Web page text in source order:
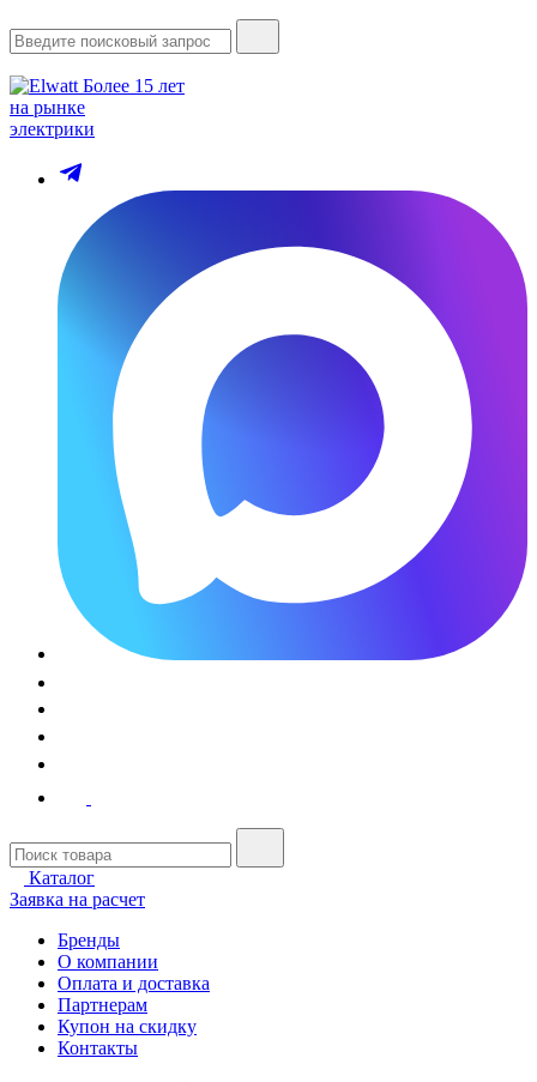
Более 15 лет
на рынке
электрики
Каталог
Заявка на расчет
Бренды
О компании
Оплата и доставка
Партнерам
Купон на скидку
Контакты